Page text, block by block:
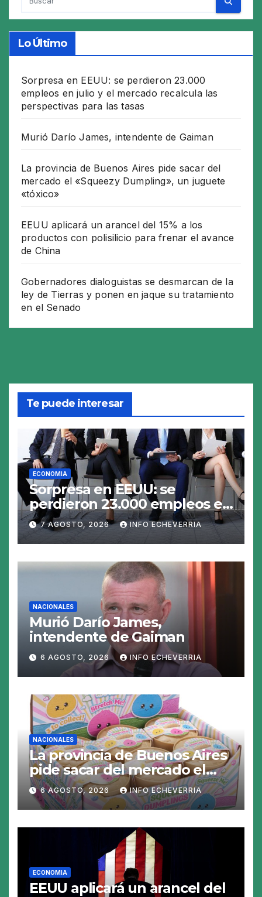
Lo Último
Sorpresa en EEUU: se perdieron 23.000
empleos en julio y el mercado recalcula las
perspectivas para las tasas
Murió Darío James, intendente de Gaiman
La provincia de Buenos Aires pide sacar del
mercado el «Squeezy Dumpling», un juguete
«tóxico»
EEUU aplicará un arancel del 15% a los
productos con polisilicio para frenar el avance
de China
Gobernadores dialoguistas se desmarcan de la
ley de Tierras y ponen en jaque su tratamiento
en el Senado
Te puede interesar
ECONOMIA
Sorpresa en EEUU: se
perdieron 23.000 empleos en
julio y el mercado recalcula
las perspectivas para las
tasas
7 AGOSTO, 2026 INFO ECHEVERRIA
NACIONALES
Murió Darío James,
intendente de Gaiman
6 AGOSTO, 2026 INFO ECHEVERRIA
NACIONALES
La provincia de Buenos Aires
pide sacar del mercado el
«Squeezy Dumpling», un
juguete «tóxico»
6 AGOSTO, 2026 INFO ECHEVERRIA
ECONOMIA
EEUU aplicará un arancel del